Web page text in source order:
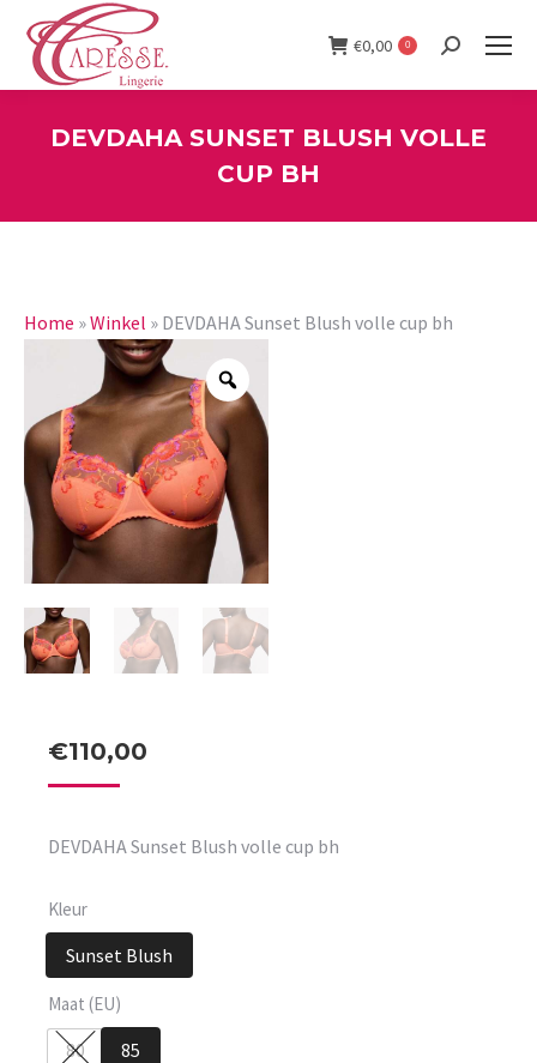
€0,00 0 Search:
DEVDAHA SUNSET BLUSH VOLLE
CUP BH
Home »Winkel » DEVDAHA Sunset Blush volle cup bh
€110,00
DEVDAHA Sunset Blush volle cup bh
Kleur
Sunset Blush
Maat (EU)
80 85